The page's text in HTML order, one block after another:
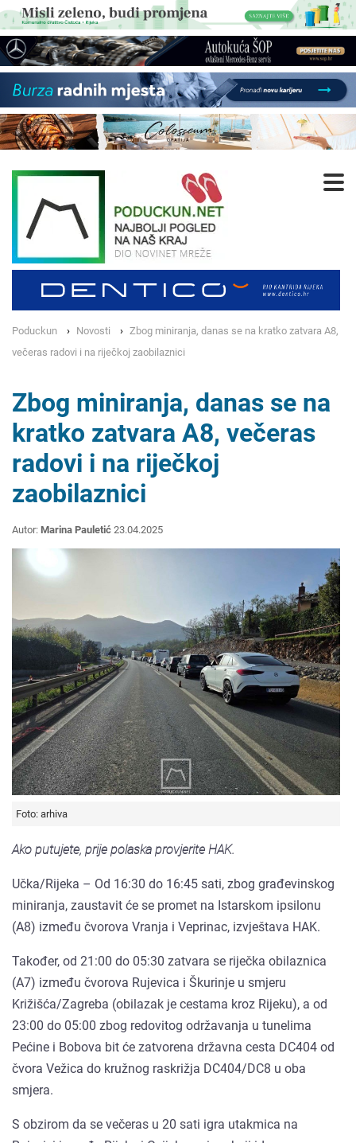
Poduckun Novosti
Zbog miniranja, danas se na kratko zatvara A8,
večeras radovi i na riječkoj zaobilaznici
Zbog miniranja, danas se na
kratko zatvara A8, večeras
radovi i na riječkoj
zaobilaznici
Autor: Marina Pauletić 23.04.2025
Foto: arhiva
Ako putujete, prije polaska provjerite HAK.
Učka/Rijeka – Od 16:30 do 16:45 sati, zbog građevinskog
miniranja, zaustavit će se promet na Istarskom ipsilonu
(A8) između čvorova Vranja i Veprinac, izvještava HAK.
Također, od 21:00 do 05:30 zatvara se riječka obilaznica
(A7) između čvorova Rujevica i Škurinje u smjeru
Križišća/Zagreba (obilazak je cestama kroz Rijeku), a od
23:00 do 05:00 zbog redovitog održavanja u tunelima
Pećine i Bobova bit će zatvorena državna cesta DC404 od
čvora Vežica do kružnog raskrižja DC404/DC8 u oba
smjera.
S obzirom da se večeras u 20 sati igra utakmica na